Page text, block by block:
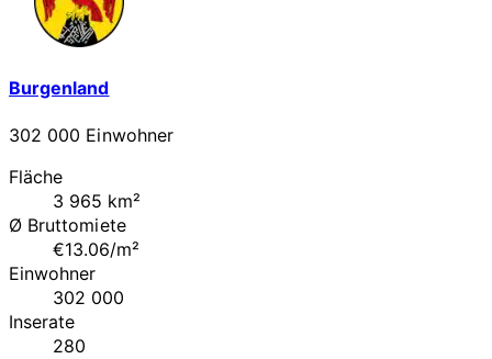
Burgenland
302 000 Einwohner
Fläche
3 965 km²
Ø Bruttomiete
€13.06/m²
Einwohner
302 000
Inserate
280